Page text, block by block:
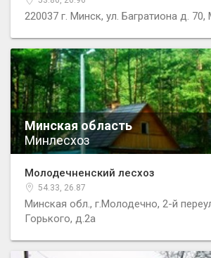
220037 г. Минск, ул. Багратиона д.
Минская область
Минлесхоз
Молодечненский лесхоз
54.33, 26.87
Минская обл., г.Молодечно, 2-й
Горького, д.2а